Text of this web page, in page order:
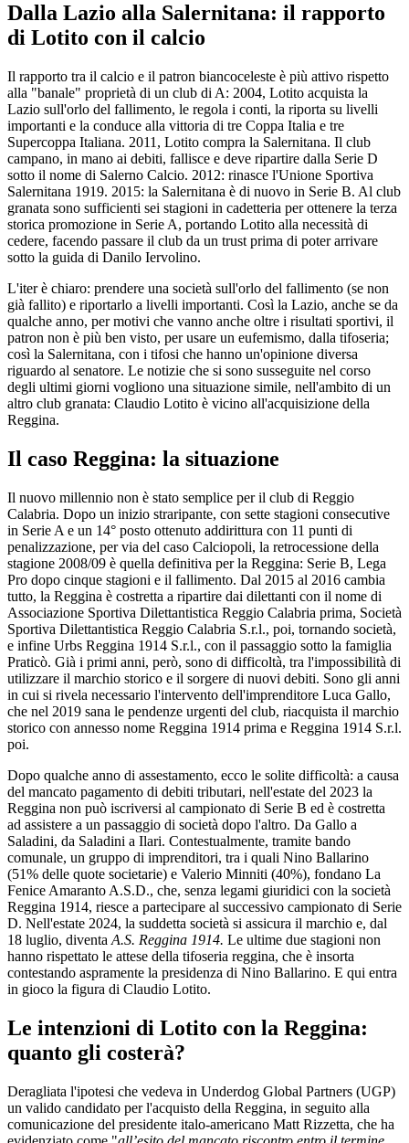
Dalla Lazio alla Salernitana: il rapporto
di Lotito con il calcio
Il rapporto tra il calcio e il patron biancoceleste è più attivo rispetto
alla "banale" proprietà di un club di A: 2004, Lotito acquista la
Lazio sull'orlo del fallimento, le regola i conti, la riporta su livelli
importanti e la conduce alla vittoria di tre Coppa Italia e tre
Supercoppa Italiana. 2011, Lotito compra la Salernitana. Il club
campano, in mano ai debiti, fallisce e deve ripartire dalla Serie D
sotto il nome di Salerno Calcio. 2012: rinasce l'Unione Sportiva
Salernitana 1919. 2015: la Salernitana è di nuovo in Serie B. Al club
granata sono sufficienti sei stagioni in cadetteria per ottenere la terza
storica promozione in Serie A, portando Lotito alla necessità di
cedere, facendo passare il club da un trust prima di poter arrivare
sotto la guida di Danilo Iervolino.
L'iter è chiaro: prendere una società sull'orlo del fallimento (se non
già fallito) e riportarlo a livelli importanti. Così la Lazio, anche se da
qualche anno, per motivi che vanno anche oltre i risultati sportivi, il
patron non è più ben visto, per usare un eufemismo, dalla tifoseria;
così la Salernitana, con i tifosi che hanno un'opinione diversa
riguardo al senatore. Le notizie che si sono susseguite nel corso
degli ultimi giorni vogliono una situazione simile, nell'ambito di un
altro club granata: Claudio Lotito è vicino all'acquisizione della
Reggina.
Il caso Reggina: la situazione
Il nuovo millennio non è stato semplice per il club di Reggio
Calabria. Dopo un inizio straripante, con sette stagioni consecutive
in Serie A e un 14° posto ottenuto addirittura con 11 punti di
penalizzazione, per via del caso Calciopoli, la retrocessione della
stagione 2008/09 è quella definitiva per la Reggina: Serie B, Lega
Pro dopo cinque stagioni e il fallimento. Dal 2015 al 2016 cambia
tutto, la Reggina è costretta a ripartire dai dilettanti con il nome di
Associazione Sportiva Dilettantistica Reggio Calabria prima, Società
Sportiva Dilettantistica Reggio Calabria S.r.l., poi, tornando società,
e infine Urbs Reggina 1914 S.r.l., con il passaggio sotto la famiglia
Praticò. Già i primi anni, però, sono di difficoltà, tra l'impossibilità di
utilizzare il marchio storico e il sorgere di nuovi debiti. Sono gli anni
in cui si rivela necessario l'intervento dell'imprenditore Luca Gallo,
che nel 2019 sana le pendenze urgenti del club, riacquista il marchio
storico con annesso nome Reggina 1914 prima e Reggina 1914 S.r.l.
poi.
Dopo qualche anno di assestamento, ecco le solite difficoltà: a causa
del mancato pagamento di debiti tributari, nell'estate del 2023 la
Reggina non può iscriversi al campionato di Serie B ed è costretta
ad assistere a un passaggio di società dopo l'altro. Da Gallo a
Saladini, da Saladini a Ilari. Contestualmente, tramite bando
comunale, un gruppo di imprenditori, tra i quali Nino Ballarino
(51% delle quote societarie) e Valerio Minniti (40%), fondano La
Fenice Amaranto A.S.D., che, senza legami giuridici con la società
Reggina 1914, riesce a partecipare al successivo campionato di Serie
D. Nell'estate 2024, la suddetta società si assicura il marchio e, dal
18 luglio, diventa A.S. Reggina 1914. Le ultime due stagioni non
hanno rispettato le attese della tifoseria reggina, che è insorta
contestando aspramente la presidenza di Nino Ballarino. E qui entra
in gioco la figura di Claudio Lotito.
Le intenzioni di Lotito con la Reggina:
quanto gli costerà?
Deragliata l'ipotesi che vedeva in Underdog Global Partners (UGP)
un valido candidato per l'acquisto della Reggina, in seguito alla
comunicazione del presidente italo-americano Matt Rizzetta, che ha